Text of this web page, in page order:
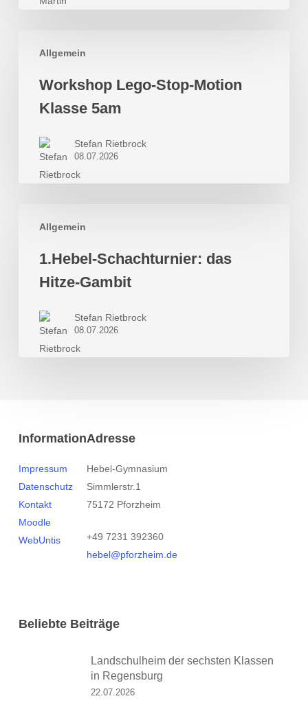
Allgemein
Lego-
Motion
Klasse
Workshop Lego-Stop-Motion
Klasse 5am
Stefan Rietbrock
08.07.2026
Allgemein
Schachturnier:
Hitze-
Gambit
1.Hebel-Schachturnier: das
Hitze-Gambit
Stefan Rietbrock
08.07.2026
Information
Impressum
Datenschutz
Kontakt
Moodle
WebUntis
Adresse
Hebel-Gymnasium
Simmlerstr.1
75172 Pforzheim
+49 7231 392360
hebel@pforzheim.de
Beliebte Beiträge
Landschulheim der sechsten Klassen
in Regensburg
22.07.2026